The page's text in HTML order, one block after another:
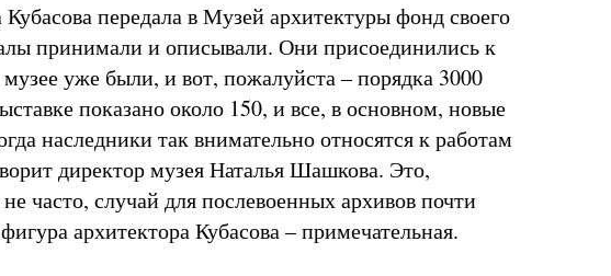
передала в Музей архитектуры фонд своего
принимали и описывали. Они присоединились к
уже были, и вот, пожалуйста – порядка 3000
показано около 150, и все, в основном, новые
наследники так внимательно относятся к работам
директор музея Наталья Шашкова. Это,
часто, случай для послевоенных архивов почти
архитектора Кубасова – примечательная.